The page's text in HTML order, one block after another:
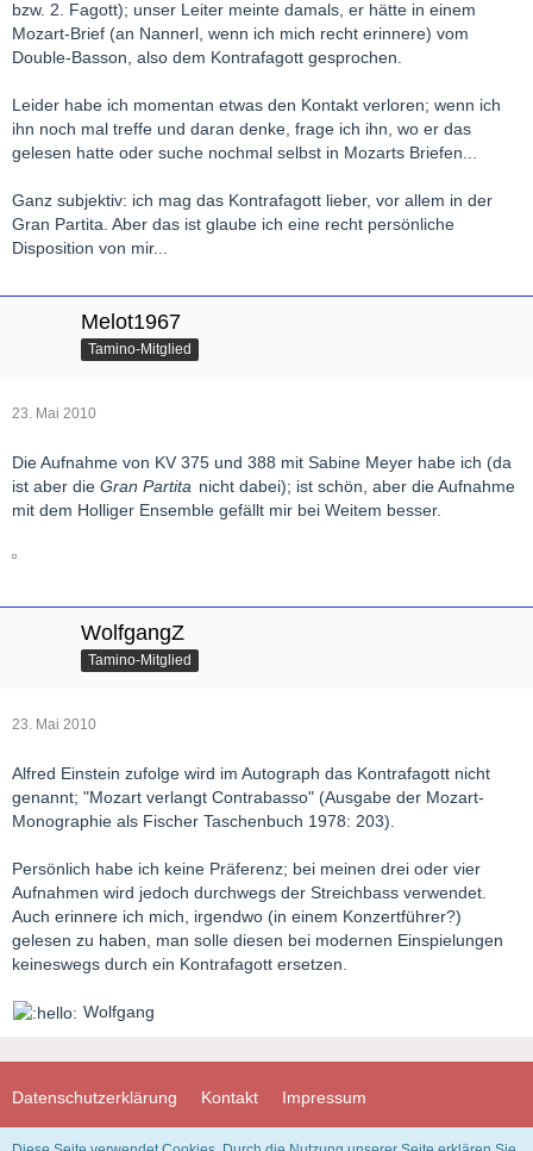
bzw. 2. Fagott); unser Leiter meinte damals, er hätte in einem
Mozart-Brief (an Nannerl, wenn ich mich recht erinnere) vom
Double-Basson, also dem Kontrafagott gesprochen.
Leider habe ich momentan etwas den Kontakt verloren; wenn ich
ihn noch mal treffe und daran denke, frage ich ihn, wo er das
gelesen hatte oder suche nochmal selbst in Mozarts Briefen...
Ganz subjektiv: ich mag das Kontrafagott lieber, vor allem in der
Gran Partita. Aber das ist glaube ich eine recht persönliche
Disposition von mir...
Melot1967
Tamino-Mitglied
23. Mai 2010
Die Aufnahme von KV 375 und 388 mit Sabine Meyer habe ich (da
ist aber die Gran Partita nicht dabei); ist schön, aber die Aufnahme
mit dem Holliger Ensemble gefällt mir bei Weitem besser.
WolfgangZ
Tamino-Mitglied
23. Mai 2010
Alfred Einstein zufolge wird im Autograph das Kontrafagott nicht
genannt; "Mozart verlangt Contrabasso" (Ausgabe der Mozart-
Monographie als Fischer Taschenbuch 1978: 203).
Persönlich habe ich keine Präferenz; bei meinen drei oder vier
Aufnahmen wird jedoch durchwegs der Streichbass verwendet.
Auch erinnere ich mich, irgendwo (in einem Konzertführer?)
gelesen zu haben, man solle diesen bei modernen Einspielungen
keineswegs durch ein Kontrafagott ersetzen.
Wolfgang
Datenschutzerklärung Kontakt Impressum